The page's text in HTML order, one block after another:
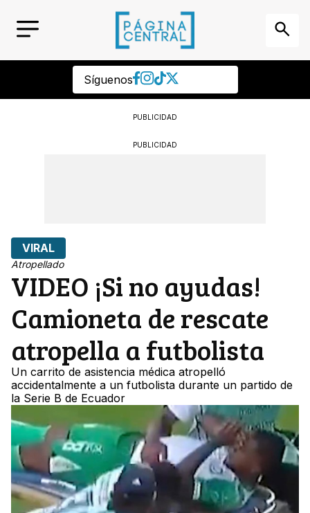
Síguenos
PUBLICIDAD
PUBLICIDAD
VIRAL
Atropellado
VIDEO ¡Si no ayudas!
Camioneta de rescate
atropella a futbolista
Un carrito de asistencia médica atropelló
accidentalmente a un futbolista durante un partido de
la Serie B de Ecuador